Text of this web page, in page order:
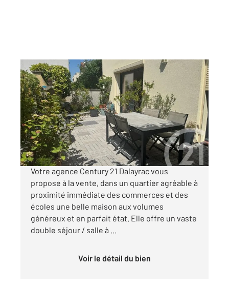
FONTENAY SOUS BOIS 94
155,33 m2, 8 pièces
Ref : 9255
Maison à vendre
830 000 €
Visiter le site dédié
Votre agence Century 21 Dalayrac vous
propose à la vente, dans un quartier agréable à
proximité immédiate des commerces et des
écoles une belle maison aux volumes
généreux et en parfait état. Elle offre un vaste
double séjour / salle à ...
Voir le détail du bien